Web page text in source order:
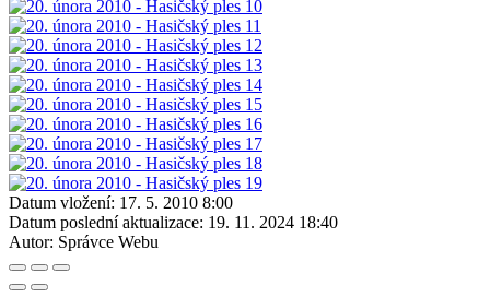
Datum vložení: 17. 5. 2010 8:00
Datum poslední aktualizace: 19. 11. 2024 18:40
Autor: Správce Webu